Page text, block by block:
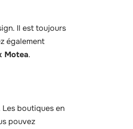
Il est toujours
également
Motea.
boutiques en
pouvez